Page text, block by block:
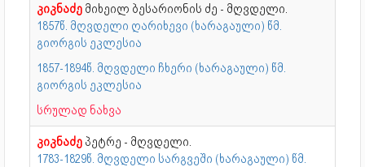
კიკნაძე მიხეილ ბესარიონის ძე - მღვდელი.
1857წ. მღვდელი ღარიხევი (ხარაგაული) წმ.
გიორგის ეკლესია
1857-1894წ. მღვდელი ჩხერი (ხარაგაული) წმ.
გიორგის ეკლესია
სრულად ნახვა
კიკნაძე პეტრე - მღვდელი.
1783-1829წ. მღვდელი სარგვეში (ხარაგაული) წმ.